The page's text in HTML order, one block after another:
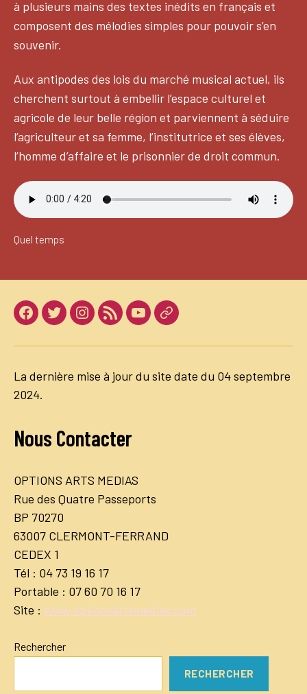
à plusieurs mains des textes inédits en français et
composent des mélodies simples pour pouvoir s’en
souvenir.
Aux antipodes des lois du marché musical actuel, ils
cherchent surtout à embellir l’espace culturel et
agricole de leur belle région et parviennent à séduire
l’agriculteur et sa femme, l’institutrice et ses élèves,
l’homme d’affaire et le prisonnier de droit commun.
Quel temps
Facebook
TwitterInstagram
LinkedInYoutubeDailymotion
La dernière mise à jour du site date du 04 septembre
2024.
Nous Contacter
OPTIONS ARTS MEDIAS
Rue des Quatre Passeports
BP 70270
63007 CLERMONT-FERRAND
CEDEX 1
Tél : 04 73 19 16 17
Portable : 07 60 70 16 17
Site : www.optionsartsmedias.com
Rechercher
RECHERCHER